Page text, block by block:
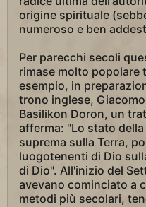
origine spirituale
numeroso e ben
Per parecchi secoli
rimase molto popolare
esempio, in
trono inglese,
Basilikon Doron, un
afferma: "Lo stato
suprema sulla Terra,
luogotenenti di Dio
di Dio". All'inizio del
avevano cominciato a
metodi più secolari,